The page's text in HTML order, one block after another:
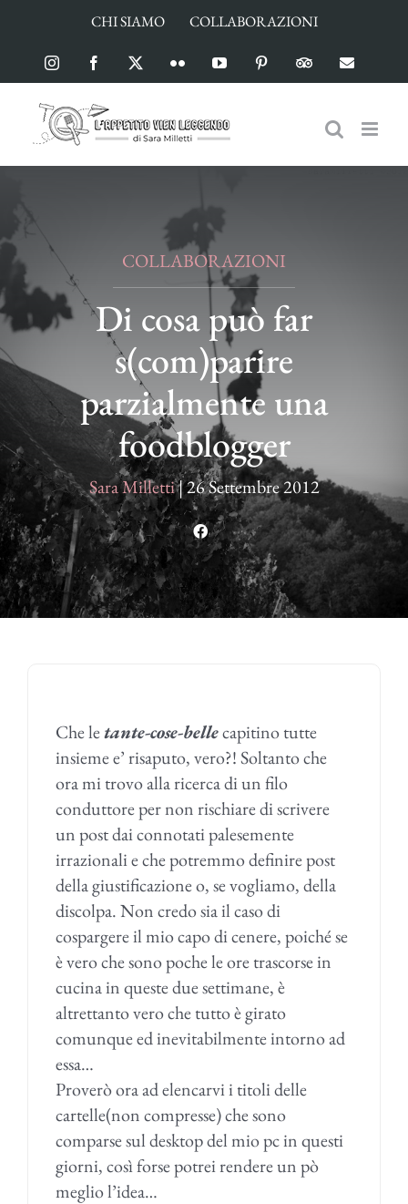
contenuto
CHI SIAMO COLLABORAZIONI
InstagramFacebook Flickr YouTube PinterestTripAdvisor
Email
COLLABORAZIONI
Di cosa può far
s(com)parire
parzialmente una
foodblogger
Sara Milletti|26 Settembre 2012
Che letante-cose-bellecapitino tutte
insieme e’ risaputo, vero?! Soltanto che
ora mi trovo alla ricerca di un filo
conduttore per non rischiare di scrivere
un post dai connotati palesemente
irrazionali e che potremmo definire post
della giustificazione o, se vogliamo, della
discolpa. Non credo sia il caso di
cospargere il mio capo di cenere, poiché se
è vero che sono poche le ore trascorse in
cucina in queste due settimane, è
altrettanto vero che tutto è girato
comunque ed inevitabilmente intorno ad
essa…
Proverò ora ad elencarvi i titoli delle
cartelle(non compresse) che sono
comparse sul desktop del mio pc in questi
giorni, così forse potrei rendere un pò
meglio l’idea…